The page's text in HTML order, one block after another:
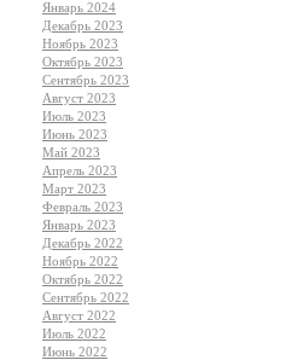
Январь 2024
Декабрь 2023
Ноябрь 2023
Октябрь 2023
Сентябрь 2023
Август 2023
Июль 2023
Июнь 2023
Май 2023
Апрель 2023
Март 2023
Февраль 2023
Январь 2023
Декабрь 2022
Ноябрь 2022
Октябрь 2022
Сентябрь 2022
Август 2022
Июль 2022
Июнь 2022